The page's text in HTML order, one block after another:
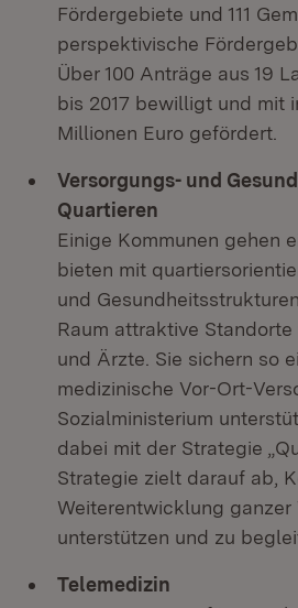
Fördergebiete und 111
perspektivische
Über 100 Anträge aus 19
bis 2017 bewilligt und mit
Millionen Euro gefördert.
Versorgungs- und
Quartieren
Einige Kommunen gehen
bieten mit
und
Raum attraktive
und Ärzte. Sie sichern so
medizinische Vor-Ort-
Sozialministerium
dabei mit der Strategie
Strategie zielt darauf ab,
Weiterentwicklung ganzer
unterstützen und zu
Telemedizin